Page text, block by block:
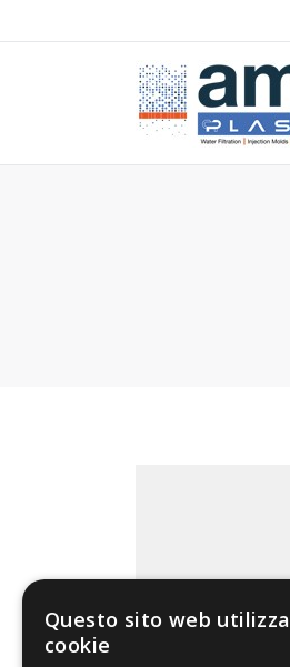
Questo sito web utilizza
cookie